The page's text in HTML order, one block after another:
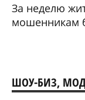
За неделю
мошенникам
ШОУ-БИЗ,